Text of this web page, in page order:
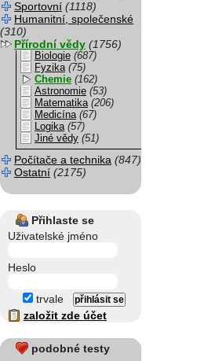
Sportovní (1118)
Humanitní, společenské
(310)
Přírodní vědy (1756)
Biologie (687)
Fyzika (75)
Chemie (162)
Astronomie (53)
Matematika (206)
Medicína (67)
Logika (57)
Jiné vědy (51)
Počítače a technika (847)
Ostatní (2175)
Přihlaste se
Uživatelské jméno
Heslo
trvale
založit zde účet
podobné testy